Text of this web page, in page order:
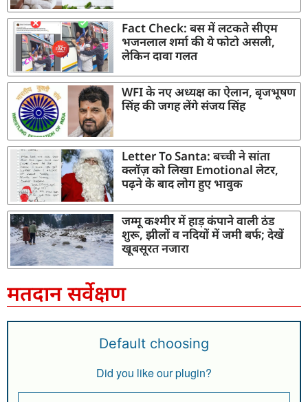
Fact Check: बस में लटकते सीएम
भजनलाल शर्मा की ये फोटो असली,
लेकिन दावा गलत
WFI के नए अध्यक्ष का ऐलान, बृजभूषण
सिंह की जगह लेंगे संजय सिंह
Letter To Santa: बच्ची ने सांता
क्लॉज़ को लिखा Emotional लेटर,
पढ़ने के बाद लोग हुए भावुक
जम्मू कश्मीर में हाड़ कंपाने वाली ठंड
शुरू, झीलों व नदियों में जमी बर्फ; देखें
खूबसूरत नजारा
मतदान सर्वेक्षण
Default choosing
Did you like our plugin?